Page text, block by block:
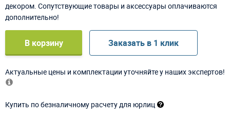
декором. Сопутствующие товары и аксессуары оплачиваются
дополнительно!
В корзину Заказать в 1 клик
Актуальные цены и комплектации уточняйте у наших экспертов!
Купить по безналичному расчету для юрлиц